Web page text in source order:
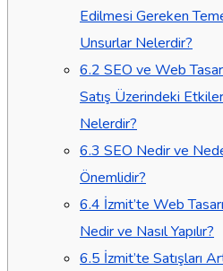
Edilmesi Gereken
Unsurlar Nelerdir?
6.2 SEO ve Web
Satış Üzerindeki
Nelerdir?
6.3 SEO Nedir ve
Önemlidir?
6.4 İzmit’te Web
Nedir ve Nasıl Yapılır?
6.5 İzmit’te Satışları